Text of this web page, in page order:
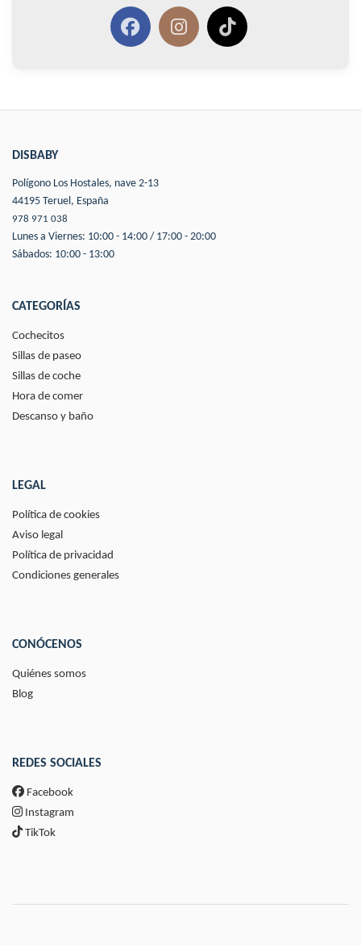
DISBABY
Polígono Los Hostales, nave 2-13
44195 Teruel, España
978 971 038
Lunes a Viernes: 10:00 - 14:00 / 17:00 - 20:00
Sábados: 10:00 - 13:00
CATEGORÍAS
Cochecitos
Sillas de paseo
Sillas de coche
Hora de comer
Descanso y baño
LEGAL
Política de cookies
Aviso legal
Política de privacidad
Condiciones generales
CONÓCENOS
Quiénes somos
Blog
REDES SOCIALES
Facebook
Instagram
TikTok